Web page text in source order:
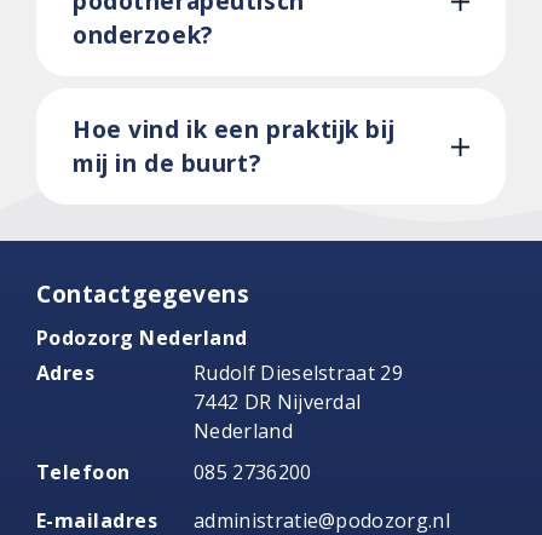
onderzoek?
Hoe vind ik een praktijk bij
mij in de buurt?
Contactgegevens
Podozorg Nederland
Adres
Rudolf Dieselstraat 29
7442 DR Nijverdal
Nederland
Telefoon
085 2736200
E-mailadres
administratie@podozorg.nl